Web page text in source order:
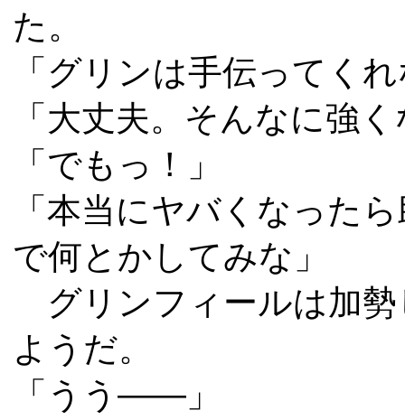
た。
「グリンは手伝ってく
「大丈夫。そんなに強
「でもっ！」
「本当にヤバくなった
で何とかしてみな」
グリンフィールは加
ようだ。
「うう――」